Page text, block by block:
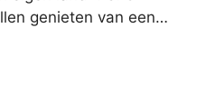
genieten van een…